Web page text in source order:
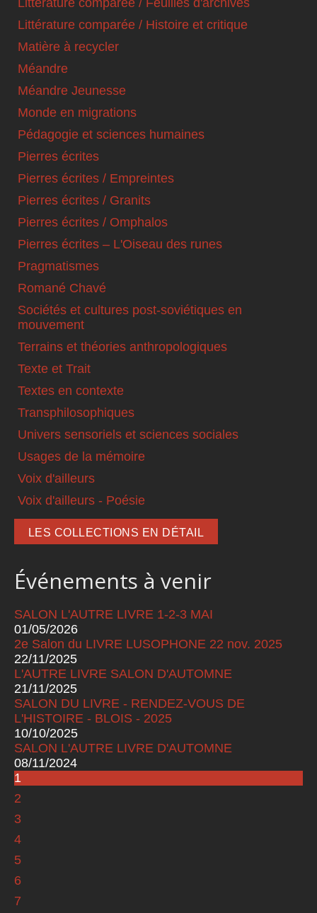
Littérature comparée / Feuilles d'archives
Littérature comparée / Histoire et critique
Matière à recycler
Méandre
Méandre Jeunesse
Monde en migrations
Pédagogie et sciences humaines
Pierres écrites
Pierres écrites / Empreintes
Pierres écrites / Granits
Pierres écrites / Omphalos
Pierres écrites – L'Oiseau des runes
Pragmatismes
Romané Chavé
Sociétés et cultures post-soviétiques en
mouvement
Terrains et théories anthropologiques
Texte et Trait
Textes en contexte
Transphilosophiques
Univers sensoriels et sciences sociales
Usages de la mémoire
Voix d'ailleurs
Voix d'ailleurs - Poésie
LES COLLECTIONS EN DÉTAIL
Événements à venir
SALON L'AUTRE LIVRE 1-2-3 MAI
01/05/2026
2e Salon du LIVRE LUSOPHONE 22 nov. 2025
22/11/2025
L'AUTRE LIVRE SALON D'AUTOMNE
21/11/2025
SALON DU LIVRE - RENDEZ-VOUS DE
L'HISTOIRE - BLOIS - 2025
10/10/2025
SALON L'AUTRE LIVRE D'AUTOMNE
08/11/2024
Pages
1
2
3
4
5
6
7